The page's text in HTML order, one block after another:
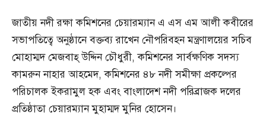
জাতীয় নদী রক্ষা কমিশনের চেয়ারম্যান এ এস এম আলী কবীরের
সভাপতিত্বে অনুষ্ঠানে বক্তব্য রাখেন নৌপরিবহন মন্ত্রণালয়ের সচিব
মোহাম্মদ মেজবাহ্ উদ্দিন চৌধুরী, কমিশনের সার্বক্ষণিক সদস্য
কামরুন নাহার আহমেদ, কমিশনের ৪৮ নদী সমীক্ষা প্রকল্পের
পরিচালক ইকরামুল হক এবং বাংলাদেশ নদী পরিব্রাজক দলের
প্রতিষ্ঠাতা চেয়ারম্যান মুহাম্মদ মুনির হোসেন।